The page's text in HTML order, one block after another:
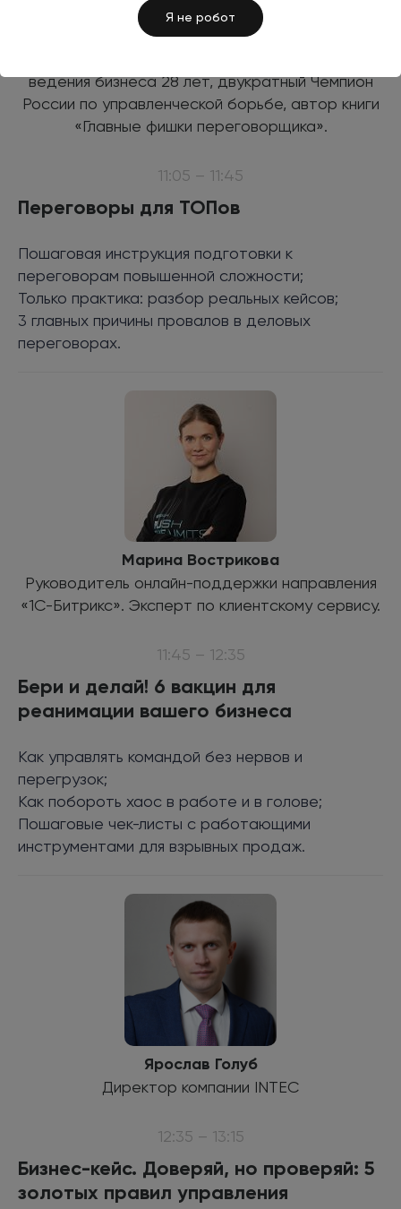
Я не робот
Константин Смирнов
ведения бизнеса 28 лет, двукратный Чемпион
России по управленческой борьбе, автор книги
«Главные фишки переговорщика».
11:05 – 11:45
Переговоры для ТОПов
Пошаговая инструкция подготовки к
переговорам повышенной сложности;
Только практика: разбор реальных кейсов;
3 главных причины провалов в деловых
переговорах.
Марина Вострикова
Руководитель онлайн-поддержки направления
«1С-Битрикс». Эксперт по клиентскому сервису.
11:45 – 12:35
Бери и делай! 6 вакцин для
реанимации вашего бизнеса
Как управлять командой без нервов и
перегрузок;
Как побороть хаос в работе и в голове;
Пошаговые чек-листы с работающими
инструментами для взрывных продаж.
Ярослав Голуб
Директор компании INTEC
12:35 – 13:15
Бизнес-кейс. Доверяй, но проверяй: 5
золотых правил управления